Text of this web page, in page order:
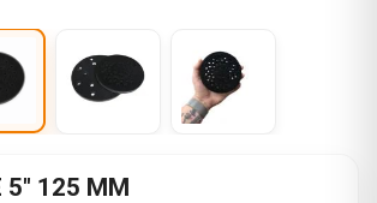
5" 125 MM